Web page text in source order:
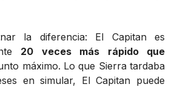
la diferencia: El Capitan es
20 veces más rápido que
máximo. Lo que Sierra tardaba
en simular, El Capitan puede